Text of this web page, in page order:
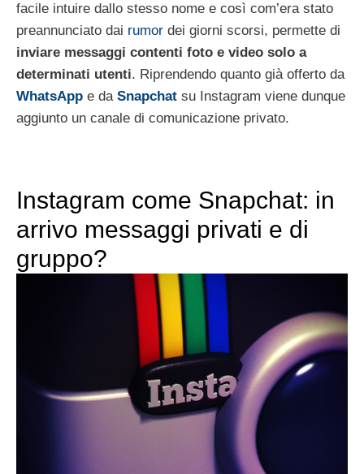
facile intuire dallo stesso nome e così com’era stato
preannunciato dai rumor dei giorni scorsi, permette di
inviare messaggi contenti foto e video solo a
determinati utenti. Riprendendo quanto già offerto da
WhatsApp e da Snapchat su Instagram viene dunque
aggiunto un canale di comunicazione privato.
Instagram come Snapchat: in
arrivo messaggi privati e di
gruppo?